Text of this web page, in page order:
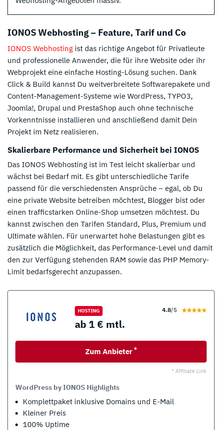
IONOS Webhosting – Feature, Tarif und Co
IONOS Webhosting ist das richtige Angebot für Privatleute
und professionelle Anwender, die für ihre Website oder ihr
Webprojekt eine einfache Hosting-Lösung suchen. Dank
Click & Build kannst Du weitverbreitete Softwarepakete und
Content-Management-Systeme wie WordPress, TYPO3,
Joomla!, Drupal und PrestaShop auch ohne technische
Vorkenntnisse installieren und anschließend damit Dein
Projekt im Netz realisieren.
Skalierbare Performance und Sicherheit bei IONOS
Das IONOS Webhosting ist im Test leicht skalierbar und
wächst bei Bedarf mit. Es gibt unterschiedliche Tarife
passend für die verschiedensten Ansprüche – egal, ob Du
eine private Website betreiben möchtest, Blogger bist oder
einen trafficstarken Online-Shop umsetzen möchtest. Du
kannst zwischen den Tarifen Standard, Plus, Premium und
Ultimate wählen. Für unerwartet hohe Belastungen gibt es
zusätzlich die Möglichkeit, das Performance-Level und damit
den zur Verfügung stehenden RAM sowie das PHP Memory-
Limit bedarfsgerecht anzupassen.
HOSTING 4.8/5
ab 1 € mtl.
Zum Anbieter *
* Affiliate Link
WordPress by IONOS Highlights
Komplettpaket inklusive Domains und E-Mail
Kleiner Preis
100% Uptime